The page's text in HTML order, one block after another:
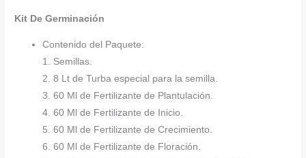
Kit De Germinación
Contenido del Paquete:
1. Semillas.
2. 8 Lt de Turba especial para la semilla.
3. 60 Ml de Fertilizante de Plantulación.
4. 60 Ml de Fertilizante de Inicio.
5. 60 Ml de Fertilizante de Crecimiento.
6. 60 Ml de Fertilizante de Floración.